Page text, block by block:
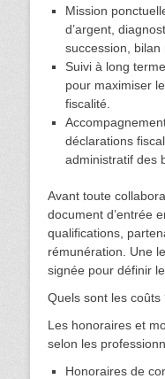
Mission
d’argent,
succession, bilan
Suivi à long
pour maximiser
fiscalité.
déclarations
administratif des
Avant toute
document d’entrée
qualifications,
rémunération. Une
signée pour définir
Quels sont les coûts
Les honoraires et
selon les
Honoraires de